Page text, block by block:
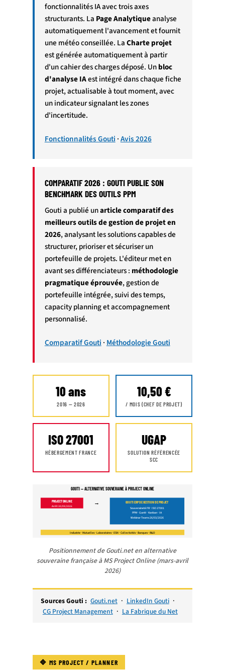
fonctionnalités IA avec trois axes
structurants. La Page Analytiqueanalyse
automatiquement l'avancement et fournit
une météo conseillée. LaCharte projet
est générée automatiquement à partir
d'un cahier des charges déposé. Unbloc
d'analyse IAest intégré dans chaque fiche
projet, actualisable à tout moment, avec
un indicateur signalant les zones
d'incertitude.
Fonctionnalités Gouti ·Avis 2026
COMPARATIF 2026 : GOUTI PUBLIE SON
BENCHMARK DES OUTILS PPM
Gouti a publié unarticle comparatif des
meilleurs outils de gestion de projet en
2026, analysant les solutions capables de
structurer, prioriser et sécuriser un
portefeuille de projets. L'éditeur met en
avant ses différenciateurs : méthodologie
pragmatique éprouvée, gestion de
portefeuille intégrée, suivi des temps,
capacity planning et accompagnement
personnalisé.
Comparatif Gouti · Méthodologie Gouti
10 ans
2016 — 2026
10,50 €
/ MOIS (CHEF DE PROJET)
ISO 27001
HÉBERGEMENT FRANCE
UGAP
SOLUTION RÉFÉRENCÉE
SCC
GOUTI — ALTERNATIVE SOUVERAINE À PROJECT ONLINE
PROJECT ONLINE
Arrêt 30/09/2026
→ GOUTI ERP DE GESTION DE PROJET
Souveraineté FR · ISO 27001
PPM · Gantt · Kanban · IA
Webinar Teams 26/03/2026
Industrie · Mutuelles · Laboratoires · ESN · Collectivités · Banques · R&D
Positionnement de Gouti.net en alternative
souveraine française à MS Project Online (mars-avril
2026)
Sources Gouti : Gouti.net · LinkedIn Gouti ·
CG Project Management · La Fabrique du Net
🔷 MS PROJECT / PLANNER